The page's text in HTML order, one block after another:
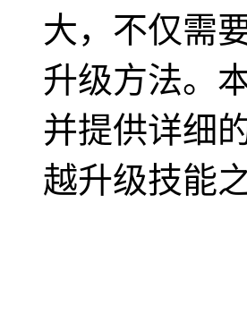
大，不仅需
升级方法。
并提供详细
越升级技能之